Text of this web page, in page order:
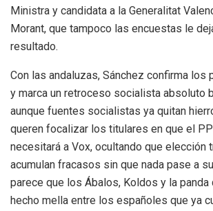
Ministra y candidata a la Generalitat
Morant, que tampoco las encuestas le
resultado.
Con las andaluzas, Sánchez confirma los
y marca un retroceso socialista absoluto
aunque fuentes socialistas ya quitan
queren focalizar los titulares en que el
necesitará a Vox, ocultando que elección
acumulan fracasos sin que nada pase a
parece que los Ábalos, Koldos y la panda
hecho mella entre los españoles que ya